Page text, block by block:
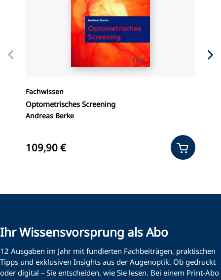
Fachwissen
Optometrisches Screening
Andreas Berke
109,90 €
Ihr Wissensvorsprung als Abo
12 Ausgaben im Jahr mit fundierten Fachbeiträgen, praktischen
Tipps und exklusiven Insights aus der Augenoptik. Ob gedruckt
oder digital – Sie entscheiden, wie Sie lesen. Bei einem Print-Abo